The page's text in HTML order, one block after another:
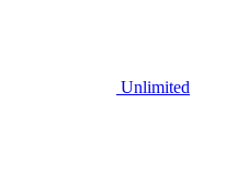
Unlimited